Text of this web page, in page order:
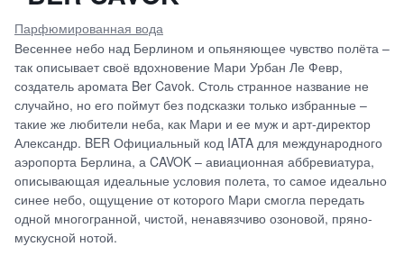
Парфюмированная вода
Весеннее небо над Берлином и опьяняющее чувство полёта –
так описывает своё вдохновение Мари Урбан Ле Февр,
создатель аромата Ber Cavok. Столь странное название не
случайно, но его поймут без подсказки только избранные –
такие же любители неба, как Мари и ее муж и арт-директор
Александр. BER Официальный код IATA для международного
аэропорта Берлина, а CAVOK – авиационная аббревиатура,
описывающая идеальные условия полета, то самое идеально
синее небо, ощущение от которого Мари смогла передать
одной многогранной, чистой, ненавязчиво озоновой, пряно-
мускусной нотой.